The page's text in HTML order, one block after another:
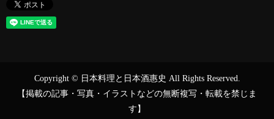
Copyright © 日本料理と日本酒惠史 All Rights Reserved.
【掲載の記事・写真・イラストなどの無断複写・転載を禁じま
す】